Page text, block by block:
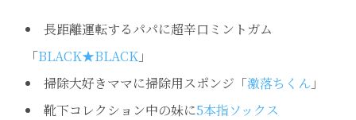
長距離運転するパパに超辛口ミントガム
「BLACK★BLACK 」
掃除大好きママに掃除用スポンジ「激落ちくん 」
靴下コレクション中の妹に5本指ソックス